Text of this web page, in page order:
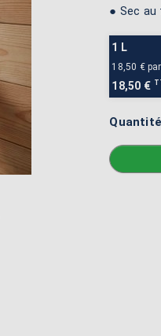
● Sec au
1 L
18,50 €par l
18,50 €